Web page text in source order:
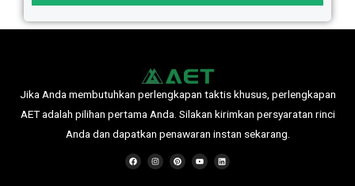
Jika Anda membutuhkan perlengkapan taktis khusus, perlengkapan
AET adalah pilihan pertama Anda. Silakan kirimkan persyaratan rinci
Anda dan dapatkan penawaran instan sekarang.
F
a
c
I
n
s
P
i
n
Y
o
u
L
i
n